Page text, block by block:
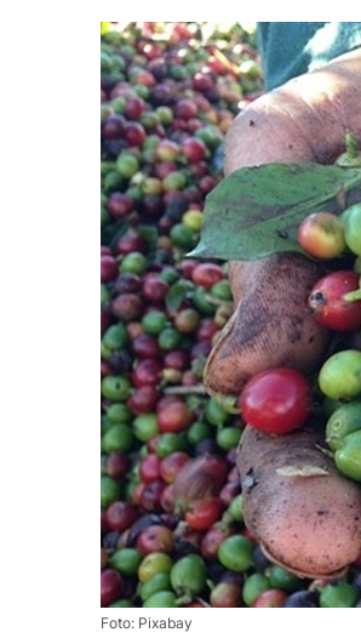
Foto: Pixabay